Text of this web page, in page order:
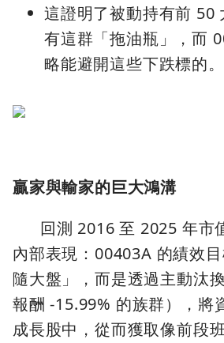
這證明了被動持有前 50
有這群「拖油瓶」，而
略能避開這些下跌標的。
贏家與輸家的巨大鴻溝
回測 2016 至 2025 年市
內部表現：00403A 的績效
隨大盤」，而是透過主動汰
報酬 -15.99% 的族群），將
成長股中，從而獲取像前段